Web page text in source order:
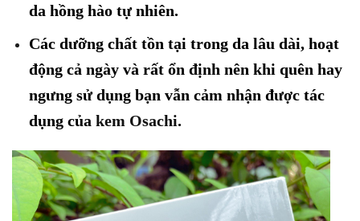
da hồng hào tự nhiên.
Các dưỡng chất tồn tại trong da lâu dài, hoạt
động cả ngày và rất ổn định nên khi quên hay
ngưng sử dụng bạn vẫn cảm nhận được tác
dụng của kem Osachi.